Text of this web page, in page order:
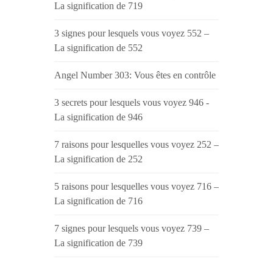
La signification de 719
3 signes pour lesquels vous voyez 552 –
La signification de 552
Angel Number 303: Vous êtes en contrôle
3 secrets pour lesquels vous voyez 946 -
La signification de 946
7 raisons pour lesquelles vous voyez 252 –
La signification de 252
5 raisons pour lesquelles vous voyez 716 –
La signification de 716
7 signes pour lesquels vous voyez 739 –
La signification de 739